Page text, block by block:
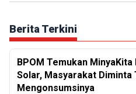
Berita Terkini
BPOM Temukan
Solar, Masyarakat Diminta
Mengonsumsinya